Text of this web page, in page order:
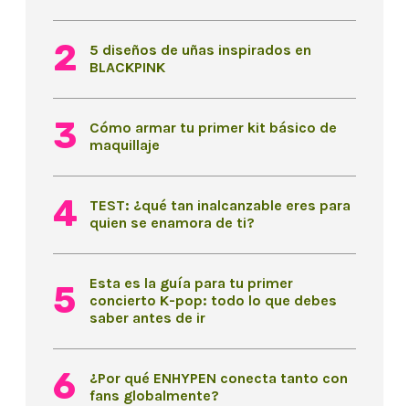
5 diseños de uñas inspirados en
BLACKPINK
Cómo armar tu primer kit básico de
maquillaje
TEST: ¿qué tan inalcanzable eres para
quien se enamora de ti?
Esta es la guía para tu primer
concierto K-pop: todo lo que debes
saber antes de ir
¿Por qué ENHYPEN conecta tanto con
fans globalmente?